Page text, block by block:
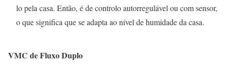
lo pela casa. Então, é de controlo autorregulável ou com sensor,
o que significa que se adapta ao nível de humidade da casa.
VMC de Fluxo Duplo